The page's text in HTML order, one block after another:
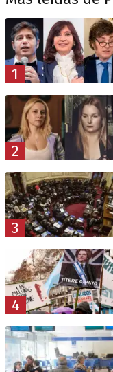
1
2
3
4